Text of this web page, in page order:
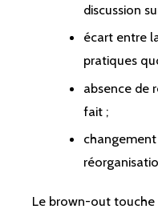
discussion
écart entre
pratiques
absence de
fait ;
Le brown-out